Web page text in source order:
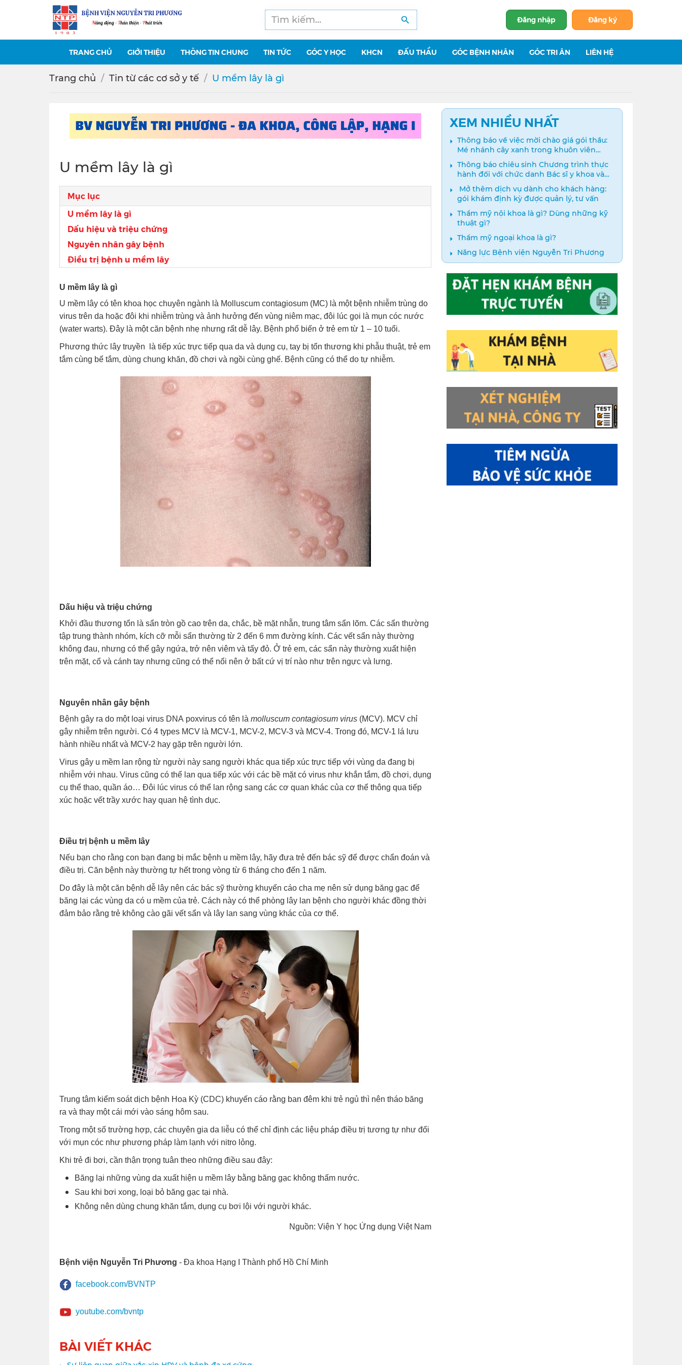
Đăng nhập Đăng ký
TRANG CHỦ GIỚI THIỆU THÔNG TIN CHUNG TIN TỨC GÓC Y HỌC KHCN ĐẤU THẦU GÓC BỆNH NHÂN GÓC TRI ÂN LIÊN HỆ
Trang chủ Tin từ các cơ sở y tế U mềm lây là gì
U mềm lây là gì
Mục lục
U mềm lây là gì
Dấu hiệu và triệu chứng
Nguyên nhân gây bệnh
Điều trị bệnh u mềm lây
U mềm lây là gì
U mềm lây có tên khoa học chuyên ngành là Molluscum contagiosum (MC) là một bệnh nhiễm trùng do
virus trên da hoặc đôi khi nhiễm trùng và ảnh hưởng đến vùng niêm mạc, đôi lúc gọi là mụn cóc nước
(water warts). Đây là một căn bệnh nhẹ nhưng rất dễ lây. Bệnh phổ biến ở trẻ em từ 1 – 10 tuổi.
Phương thức lây truyền là tiếp xúc trực tiếp qua da và dụng cụ, tay bị tổn thương khi phẫu thuật, trẻ em
tắm cùng bể tắm, dùng chung khăn, đồ chơi và ngồi cùng ghế. Bệnh cũng có thể do tự nhiễm.
Dấu hiệu và triệu chứng
Khởi đầu thương tổn là sẩn tròn gồ cao trên da, chắc, bề mặt nhẵn, trung tâm sẩn lõm. Các sẩn thường
tập trung thành nhóm, kích cỡ mỗi sẩn thường từ 2 đến 6 mm đường kính. Các vết sẩn này thường
không đau, nhưng có thể gây ngứa, trở nên viêm và tấy đỏ. Ở trẻ em, các sẩn này thường xuất hiện
trên mặt, cổ và cánh tay nhưng cũng có thể nổi nên ở bất cứ vị trí nào như trên ngực và lưng.
Nguyên nhân gây bệnh
Bệnh gây ra do một loại virus DNA poxvirus có tên là molluscum contagiosum virus (MCV). MCV chỉ
gây nhiễm trên người. Có 4 types MCV là MCV-1, MCV-2, MCV-3 và MCV-4. Trong đó, MCV-1 lá lưu
hành nhiều nhất và MCV-2 hay gặp trên người lớn.
Virus gây u mềm lan rộng từ người này sang người khác qua tiếp xúc trực tiếp với vùng da đang bị
nhiễm với nhau. Virus cũng có thể lan qua tiếp xúc với các bề mặt có virus như khắn tắm, đồ chơi, dụng
cụ thể thao, quần áo… Đôi lúc virus có thể lan rộng sang các cơ quan khác của cơ thể thông qua tiếp
xúc hoặc vết trầy xước hay quan hệ tình dục.
Điều trị bệnh u mềm lây
Nếu bạn cho rằng con bạn đang bị mắc bệnh u mềm lây, hãy đưa trẻ đến bác sỹ để được chẩn đoán và
điều trị. Căn bệnh này thường tự hết trong vòng từ 6 tháng cho đến 1 năm.
Do đây là một căn bệnh dễ lây nên các bác sỹ thường khuyến cáo cha mẹ nên sử dụng băng gạc để
băng lại các vùng da có u mềm của trẻ. Cách này có thể phòng lây lan bệnh cho người khác đồng thời
đảm bảo rằng trẻ không cào gãi vết sẩn và lây lan sang vùng khác của cơ thể.
Trung tâm kiểm soát dịch bệnh Hoa Kỳ (CDC) khuyến cáo rằng ban đêm khi trẻ ngủ thì nên tháo băng
ra và thay một cái mới vào sáng hôm sau.
Trong một số trường hợp, các chuyên gia da liễu có thể chỉ định các liệu pháp điều trị tương tự như đối
với mụn cóc như phương pháp làm lạnh với nitro lỏng.
Khi trẻ đi bơi, cần thận trọng tuân theo những điều sau đây:
Băng lại những vùng da xuất hiện u mềm lây bằng băng gạc không thấm nước.
Sau khi bơi xong, loại bỏ băng gạc tại nhà.
Không nên dùng chung khăn tắm, dụng cụ bơi lội với người khác.
Nguồn: Viện Y học Ứng dụng Việt Nam
Bệnh viện Nguyễn Tri Phương - Đa khoa Hạng I Thành phố Hồ Chí Minh
facebook.com/BVNTP
youtube.com/bvntp
BÀI VIẾT KHÁC
XEM NHIỀU NHẤT
Thông báo về việc mời chào giá gói thầu:
Mé nhánh cây xanh trong khuôn viên
bệnh viện
Thông báo chiêu sinh Chương trình thực
hành đối với chức danh Bác sĩ y khoa và
Điều dưỡng năm 2024
️ Mở thêm dịch vụ dành cho khách hàng:
gói khám định kỳ được quản lý, tư vấn
Thẩm mỹ nội khoa là gì? Dùng những kỹ
thuật gì?
Thẩm mỹ ngoại khoa là gì?
Năng lực Bệnh viện Nguyễn Tri Phương